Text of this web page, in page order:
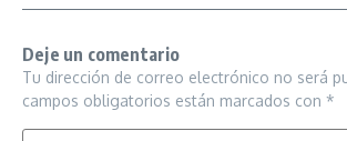
Deje un comentario
Tu dirección de correo electrónico no será
campos obligatorios están marcados con *